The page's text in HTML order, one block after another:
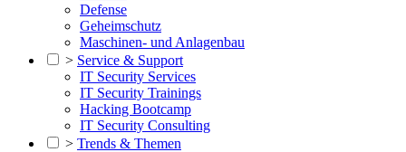
Defense
Geheimschutz
Maschinen- und Anlagenbau
> Service & Support
IT Security Services
IT Security Trainings
Hacking Bootcamp
IT Security Consulting
> Trends & Themen